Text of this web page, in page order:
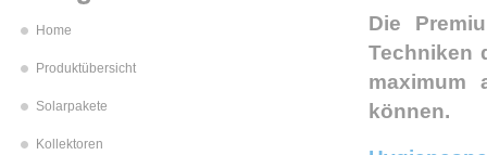
Die
Techniken
maximum
können.
Home
Produktübersicht
Solarpakete
Kollektoren